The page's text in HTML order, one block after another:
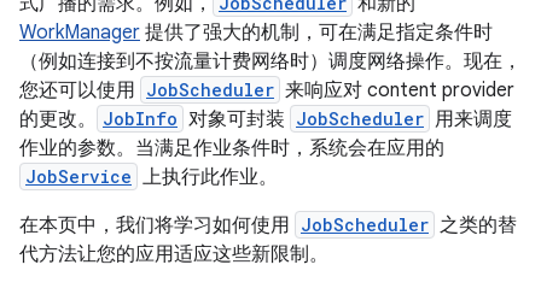
WorkManager 提供了强大的机制，可在满足指定条件时
（例如连接到不按流量计费网络时）调度网络操作。现在，
您还可以使用 JobScheduler 来响应对 content provider
的更改。
JobInfo 对象可封装 JobScheduler 用来调度
作业的参数。当满足作业条件时，系统会在应用的
JobService 上执行此作业。
在本页中，我们将学习如何使用 JobScheduler 之类的替
代方法让您的应用适应这些新限制。